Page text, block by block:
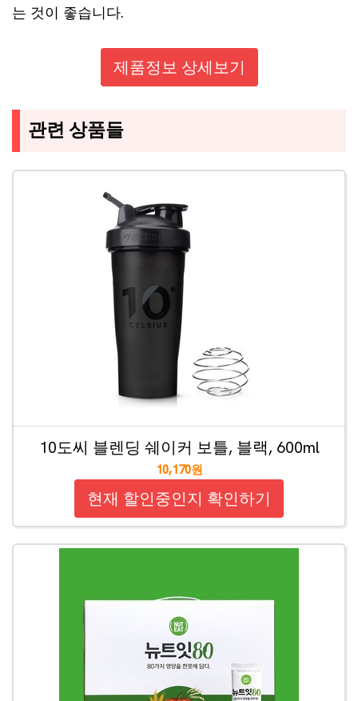
는 것이 좋습니다.
제품정보 상세보기
관련 상품들
10도씨 블렌딩 쉐이커 보틀, 블랙, 600ml
10,170원
현재 할인중인지 확인하기